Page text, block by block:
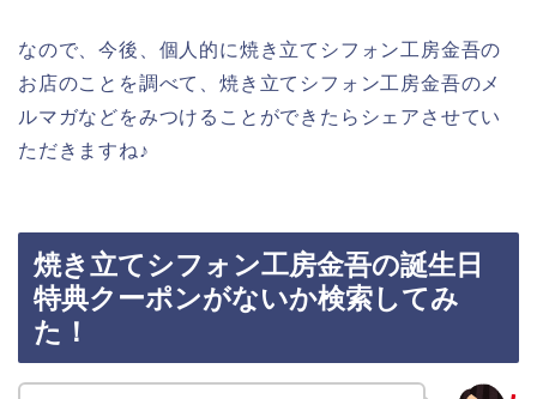
なので、今後、個人的に焼き立てシフォン工房金吾の
お店のことを調べて、焼き立てシフォン工房金吾のメ
ルマガなどをみつけることができたらシェアさせてい
ただきますね♪
焼き立てシフォン工房金吾の誕生日
特典クーポンがないか検索してみ
た！